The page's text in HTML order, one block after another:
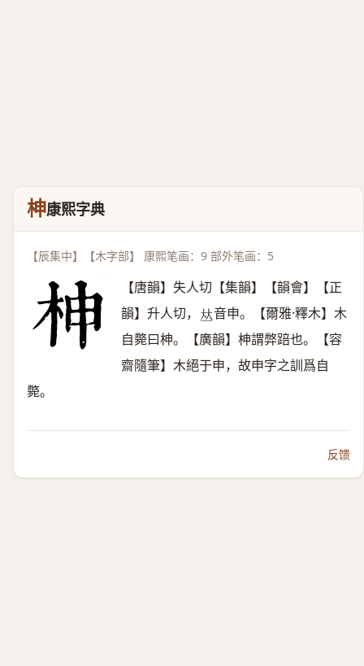
柛康熙字典
【辰集中】【木字部】 康熙笔画：9 部外笔画：5
【唐韻】失人切【集韻】【韻會】【正
韻】升人切， 𠀤音申。【爾雅·釋木】木
自斃曰柛。【廣韻】柛謂弊踣也。【容
齋隨筆】木絕于申，故申字之訓爲自
斃。
反馈